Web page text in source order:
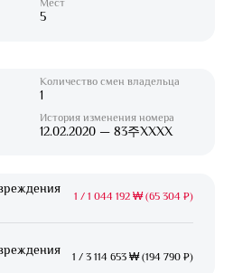
Мест
5
Количество смен владельца
1
История изменения номера
12.02.2020 — 83주XXXX
1 / 1 044 192 ₩ (65 304 ₽)
1 / 3 114 653 ₩ (194 790 ₽)